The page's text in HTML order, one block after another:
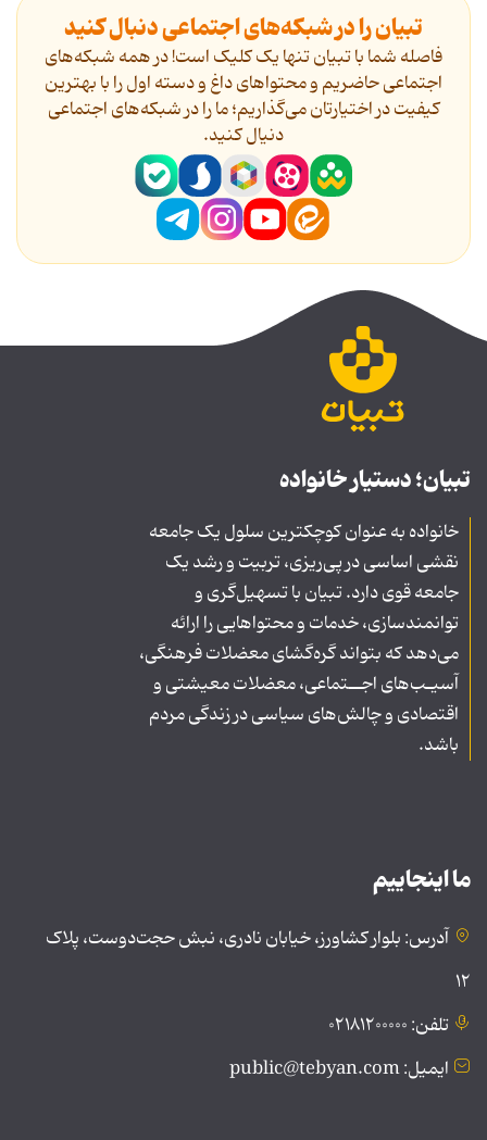
تبیان را در شبکه‌های اجتماعی دنبال کنید
فاصله شما با تبیان تنها یک کلیک است! در همه شبکه‌های
اجتماعی حاضریم و محتواهای داغ و دسته اول را با بهترین
کیفیت در اختیارتان می‌گذاریم؛ ما را در شبکه‌های اجتماعی
دنیال کنید.
تبیان؛ دستیار خانواده
خانواده به عنوان کوچکترین سلول یک جامعه
نقشی اساسی در پی‌ریزی، تربیت و رشد یک
جامعه قوی دارد. تبیان با تسهیل‌گری و
توانمندسازی، خدمات و محتواهایی را ارائه
می‌دهد که بتواند گره‌گشای معضلات فرهنگی،
آسیـب‌های اجــتماعی، معضلات معیشتی و
اقتصادی و چالش‌های سیاسی در زندگی مردم
باشد.
ما اینجاییم
آدرس: بلوار کشاورز، خیابان نادری، نبش حجت‌دوست، پلاک
۱۲
تلفن: ۰۲۱۸۱۲۰۰۰۰۰
ایمیل: public@tebyan.com